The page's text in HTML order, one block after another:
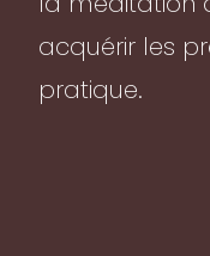
acquérir les
pratique.